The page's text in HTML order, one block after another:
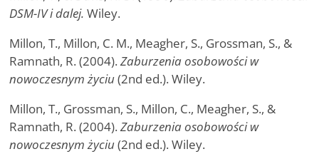
DSM-IV i dalej. Wiley.
Millon, T., Millon, C. M., Meagher, S., Grossman, S., &
Ramnath, R. (2004). Zaburzenia osobowości w
nowoczesnym życiu(2nd ed.). Wiley.
Millon, T., Grossman, S., Millon, C., Meagher, S., &
Ramnath, R. (2004). Zaburzenia osobowości w
nowoczesnym życiu(2nd ed.). Wiley.